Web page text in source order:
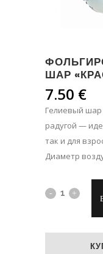
ШАР
7.50 €
Гелиевый шар
радугой —
так и для
Диаметр
Фольгированный